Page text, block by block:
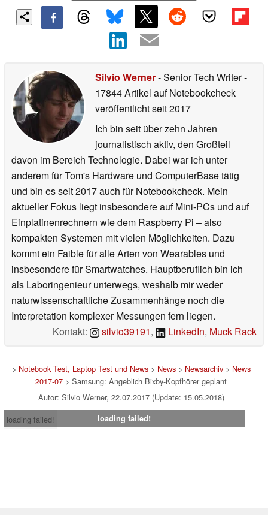
Silvio Werner- Senior Tech Writer-
17844 Artikel auf Notebookcheck
veröffentlichtseit 2017
Ich bin seit über zehn Jahren
journalistisch aktiv, den Großteil
davon im Bereich Technologie. Dabei war ich unter
anderem für Tom's Hardware und ComputerBase tätig
und bin es seit 2017 auch für Notebookcheck. Mein
aktueller Fokus liegt insbesondere auf Mini-PCs und auf
Einplatinenrechnern wie dem Raspberry Pi – also
kompakten Systemen mit vielen Möglichkeiten. Dazu
kommt ein Faible für alle Arten von Wearables und
insbesondere für Smartwatches. Hauptberuflich bin ich
als Laboringenieur unterwegs, weshalb mir weder
naturwissenschaftliche Zusammenhänge noch die
Interpretation komplexer Messungen fern liegen.
Kontakt:
silvio39191, LinkedIn, Muck Rack
> Notebook Test, Laptop Test und News> News> Newsarchiv> News
2017-07 > Samsung: Angeblich Bixby-Kopfhörer geplant
Autor: Silvio Werner, 22.07.2017 (Update: 15.05.2018)
loading failed!
loading failed!